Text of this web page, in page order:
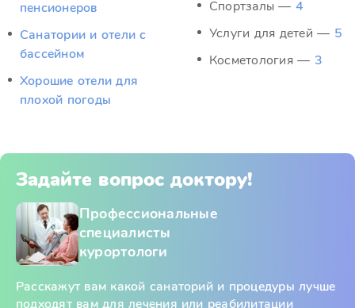
пенсионеров
Санатории и отели с
бассейном
Хорошие отели для
плохой погоды
Спортзалы — 4
Услуги для детей — 5
Косметология — 3
Задайте вопрос доктору!
Профессиональные
специалисты
курортологи
Расскажут вам какой санаторий и процедуры лучше
подходят вам для лечения или реабилитации